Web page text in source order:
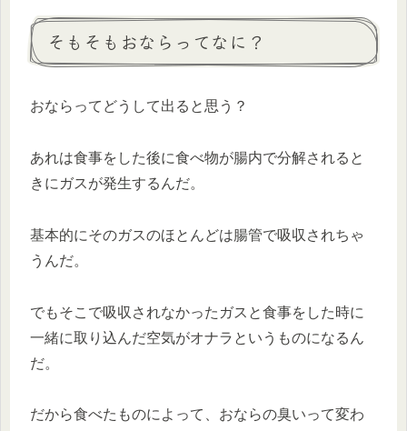
そもそもおならってなに？
おならってどうして出ると思う？
あれは食事をした後に食べ物が腸内で分解されると
きにガスが発生するんだ。
基本的にそのガスのほとんどは腸管で吸収されちゃ
うんだ。
でもそこで吸収されなかったガスと食事をした時に
一緒に取り込んだ空気がオナラというものになるん
だ。
だから食べたものによって、おならの臭いって変わ